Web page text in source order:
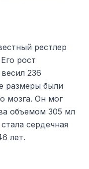
рестлер
рост
236
размеры были
мозга. Он мог
объемом 305 мл
сердечная
лет.